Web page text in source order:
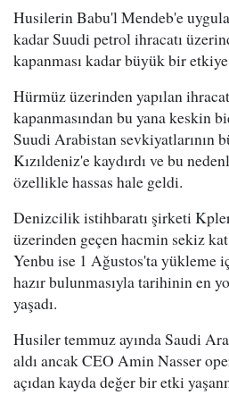
Husilerin Babu'l Mendeb'e
kadar Suudi petrol ihracatı
kapanması kadar büyük bir
Hürmüz üzerinden yapılan
kapanmasından bu yana keskin
Suudi Arabistan sevkiyatlarının
Kızıldeniz'e kaydırdı ve bu
özellikle hassas hale geldi.
Denizcilik istihbaratı şirketi
üzerinden geçen hacmin sekiz
Yenbu ise 1 Ağustos'ta yükleme
hazır bulunmasıyla tarihinin en
yaşadı.
Husiler temmuz ayında Saudi
aldı ancak CEO Amin Nasser
açıdan kayda değer bir etki